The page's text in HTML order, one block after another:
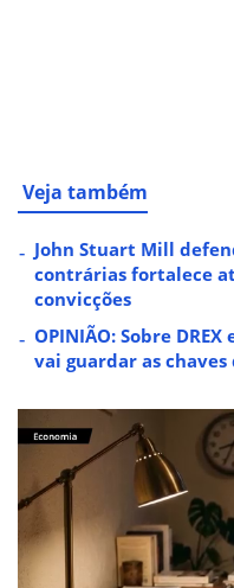
Veja também
John Stuart Mill
contrárias fortalece
convicções
OPINIÃO: Sobre
vai guardar as